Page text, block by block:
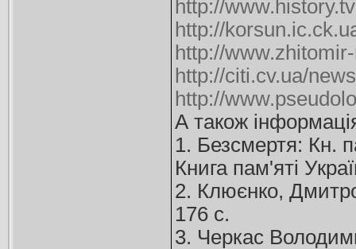
http://
http://
http://
http://citi.cv.ua/
http://
А також
1. Безсмертя: Кн.
Книга пам'яті
2. Клюєнко,
176 с.
3. Черкас